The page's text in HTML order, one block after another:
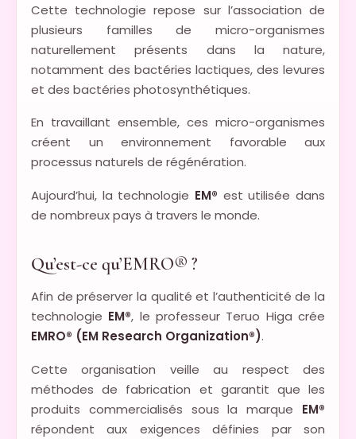
Cette technologie repose sur l’association de
plusieurs familles de micro-organismes
naturellement présents dans la nature,
notamment des bactéries lactiques, des levures
et des bactéries photosynthétiques.
En travaillant ensemble, ces micro-organismes
créent un environnement favorable aux
processus naturels de régénération.
Aujourd’hui, la technologie EM® est utilisée dans
de nombreux pays à travers le monde.
Qu’est-ce qu’EMRO® ?
Afin de préserver la qualité et l’authenticité de la
technologie EM®, le professeur Teruo Higa crée
EMRO® (EM Research Organization®).
Cette organisation veille au respect des
méthodes de fabrication et garantit que les
produits commercialisés sous la marque EM®
répondent aux exigences définies par son